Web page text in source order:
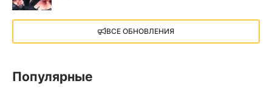
X4: Foundations (2018)
13.73 GB 2018
ВСЕ ОБНОВЛЕНИЯ
Популярные